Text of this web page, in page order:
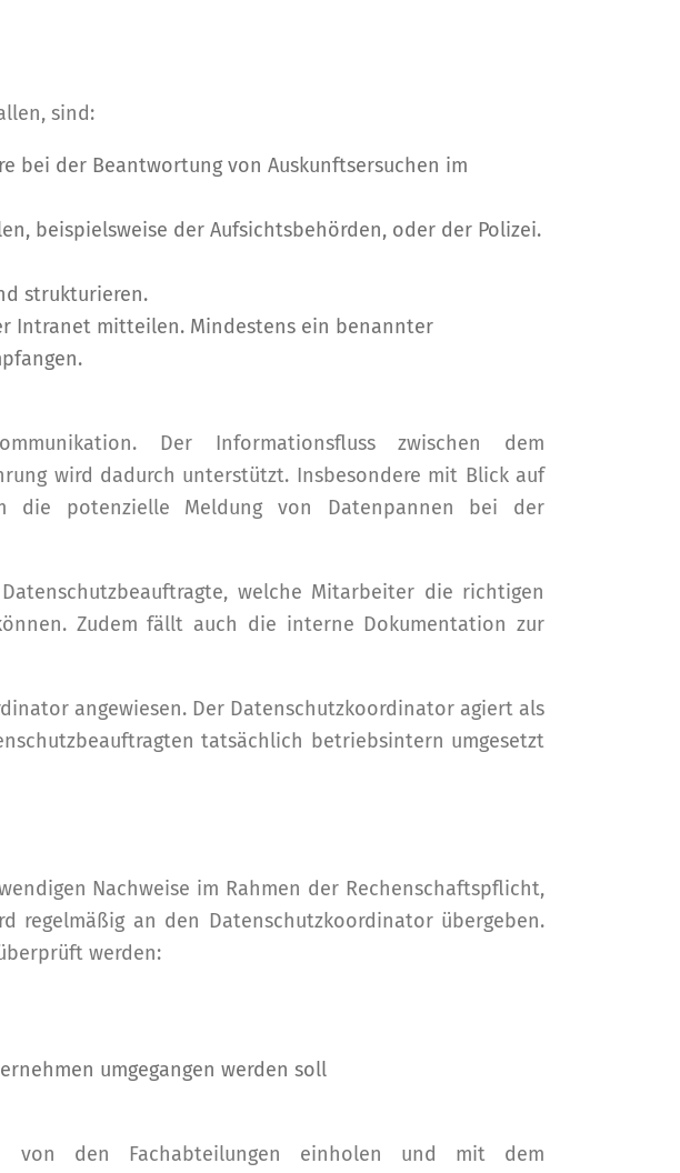
sind:
bei der Beantwortung von Auskunftsersuchen im
beispielsweise der Aufsichtsbehörden, oder der Polizei.
strukturieren.
Intranet mitteilen. Mindestens ein benannter
Der Informationsfluss zwischen dem
wird dadurch unterstützt. Insbesondere mit Blick auf
potenzielle Meldung von Datenpannen bei der
welche Mitarbeiter die richtigen
Zudem fällt auch die interne Dokumentation zur
angewiesen. Der Datenschutzkoordinator agiert als
tatsächlich betriebsintern umgesetzt
Nachweise im Rahmen der Rechenschaftspflicht,
regelmäßig an den Datenschutzkoordinator übergeben.
werden:
umgegangen werden soll
von den Fachabteilungen einholen und mit dem